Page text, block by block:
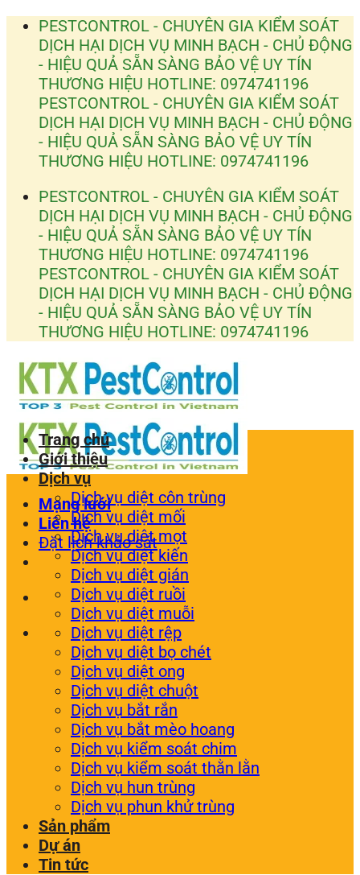
Bỏ
dung
PESTCONTROL - CHUYÊN GIA KIỂM SOÁT
DỊCH HẠI DỊCH VỤ MINH BẠCH - CHỦ ĐỘNG
- HIỆU QUẢ SẴN SÀNG BẢO VỆ UY TÍN
THƯƠNG HIỆU HOTLINE: 0974741196
PESTCONTROL - CHUYÊN GIA KIỂM SOÁT
DỊCH HẠI DỊCH VỤ MINH BẠCH - CHỦ ĐỘNG
- HIỆU QUẢ SẴN SÀNG BẢO VỆ UY TÍN
THƯƠNG HIỆU HOTLINE: 0974741196
PESTCONTROL - CHUYÊN GIA KIỂM SOÁT
DỊCH HẠI DỊCH VỤ MINH BẠCH - CHỦ ĐỘNG
- HIỆU QUẢ SẴN SÀNG BẢO VỆ UY TÍN
THƯƠNG HIỆU HOTLINE: 0974741196
PESTCONTROL - CHUYÊN GIA KIỂM SOÁT
DỊCH HẠI DỊCH VỤ MINH BẠCH - CHỦ ĐỘNG
- HIỆU QUẢ SẴN SÀNG BẢO VỆ UY TÍN
THƯƠNG HIỆU HOTLINE: 0974741196
Mạng lưới
Liên hệ
Đặt lịch khảo sát
Trang chủ
Giới thiệu
Dịch vụ
Dịch vụ diệt côn trùng
Dịch vụ diệt mối
Dịch vụ diệt mọt
Dịch vụ diệt kiến
Dịch vụ diệt gián
Dịch vụ diệt ruồi
Dịch vụ diệt muỗi
Dịch vụ diệt rệp
Dịch vụ diệt bọ chét
Dịch vụ diệt ong
Dịch vụ diệt chuột
Dịch vụ bắt rắn
Dịch vụ bắt mèo hoang
Dịch vụ kiểm soát chim
Dịch vụ kiểm soát thằn lằn
Dịch vụ hun trùng
Dịch vụ phun khử trùng
Sản phẩm
Dự án
Tin tức